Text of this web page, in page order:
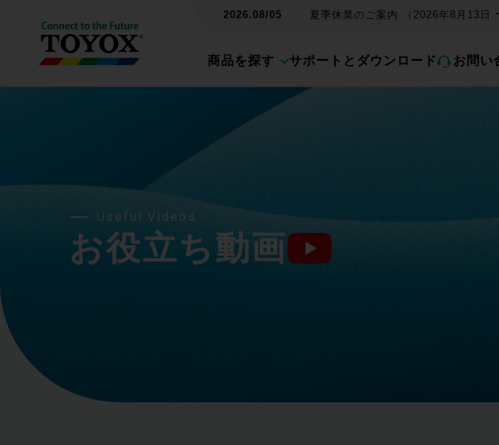
2026.08/05 夏季休業のご案内 （2026年8月13日
商品を探す サポートとダウンロード お問い
Useful Videos
お役立ち動画